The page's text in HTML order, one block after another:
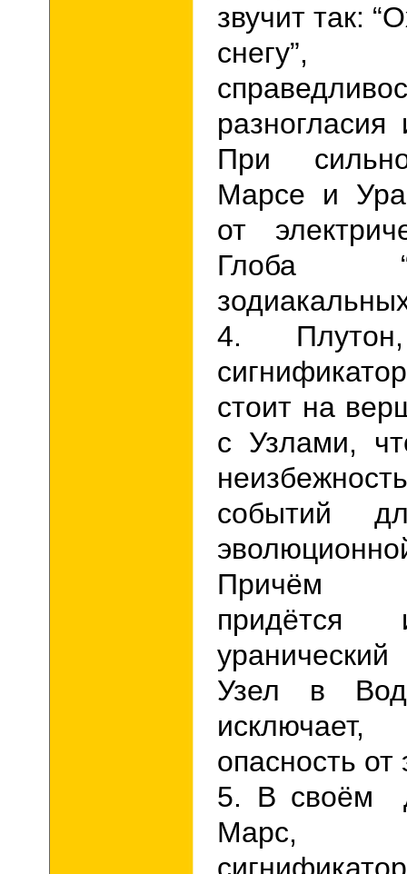
звучит так:
разногласия
При
Марсе и
от
Глоба
4.
стоит на
с Узлами,
событий
Причём
придётся
Узел в
опасность от
5. В своём
Марс,